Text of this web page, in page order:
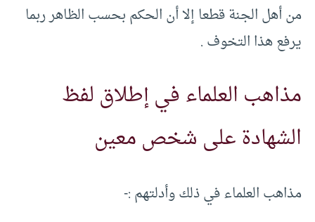
من أهل الجنة قطعا إلا أن الحكم بحسب الظاهر ربما
يرفع هذا التخوف .
مذاهب العلماء في إطلاق لفظ
الشهادة على شخص معين
مذاهب العلماء في ذلك وأدلتهم :-